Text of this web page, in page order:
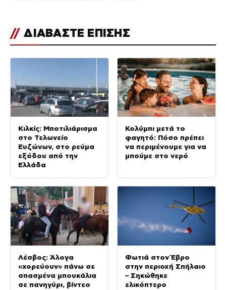
// ΔΙΑΒΑΣΤΕ ΕΠΙΣΗΣ
Κιλκίς: Μποτιλιάρισμα
στο Τελωνείο
Ευζώνων, στο ρεύμα
εξόδου από την
Ελλάδα
Κολύμπι μετά το
φαγητό: Πόσο πρέπει
να περιμένουμε για να
μπούμε στο νερό
Λέσβος: Άλογα
«χορεύουν» πάνω σε
σπασμένα μπουκάλια
σε πανηγύρι, βίντεο
Φωτιά στον Έβρο
στην περιοχή Σπήλαιο
– Σηκώθηκε
ελικόπτερο